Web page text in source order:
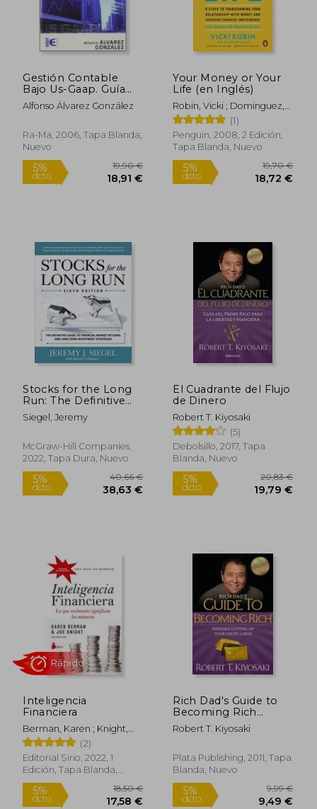
5%
5%
dcto.
Rápido
5%
dcto.
Gestión Contable
Bajo Us-Gaap. Guía
Práctica
Alfonso Álvarez González
Ra-Ma, 2006, Tapa Blanda,
Nuevo
Your Money or Your
Life (en Inglés)
Robin, Vicki ; Dominguez,
Joe ; Mustache, Money
(1)
Penguin, 2008, 2 Edición,
Tapa Blanda, Nuevo
Stocks for the Long
Run: The Definitive
Guide to Financial
Market Returns &
Investment
Strategies, Sixth
Siegel, Jeremy
McGraw-Hill Companies,
2022, Tapa Dura, Nuevo
El Cuadrante del Flujo
de Dinero
Robert T. Kiyosaki
(5)
Debolsillo, 2017, Tapa
Blanda, Nuevo
Inteligencia
Financiera
Berman, Karen ; Knight,
Joe
(2)
Editorial Sirio, 2022, 1
Edición, Tapa Blanda,
Nuevo
Rich Dad's Guide to
Becoming Rich
Without Cutting up
Your Credit Cards:
"Good Debt" (en
Inglés)
Robert T. Kiyosaki
Plata Publishing, 2011, Tapa
Blanda, Nuevo